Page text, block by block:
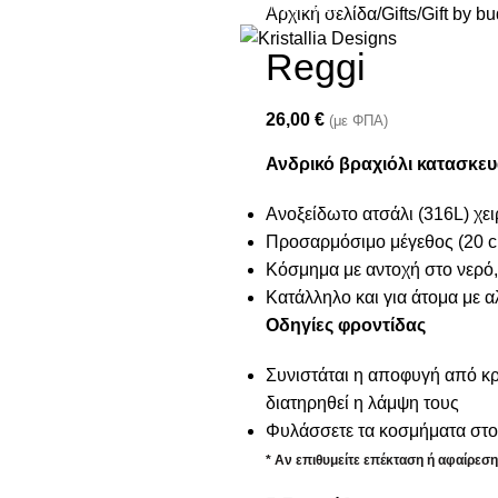
Join our newsletter and enjoy 10% Off
Αρχική σελίδα Gifts Gift by
Reggi
26,00 € (με ΦΠΑ)
Ανδρικό βραχιόλι
Ανοξείδωτο ατσάλι (316L)
Προσαρμόσιμο μέγεθος (20
Κόσμημα με αντοχή στο νερό,
Κατάλληλο και για άτομα με
Οδηγίες φροντίδας
Συνιστάται η αποφυγή από
διατηρηθεί η λάμψη τους
Φυλάσσετε τα κοσμήματα στο
* Αν επιθυμείτε επέκταση ή